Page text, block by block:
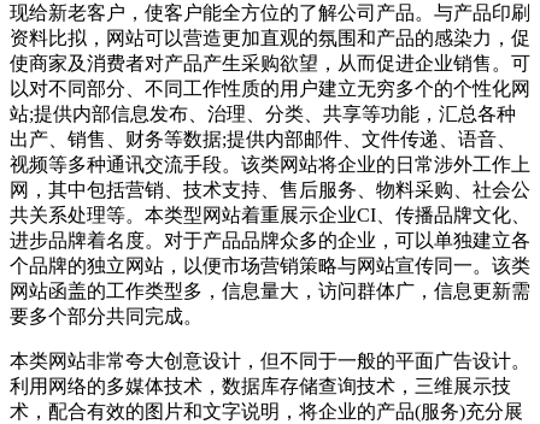
现给新老客户，使客户能全方位的了解公司产品。与产品印刷
资料比拟，网站可以营造更加直观的氛围和产品的感染力，促
使商家及消费者对产品产生采购欲望，从而促进企业销售。可
以对不同部分、不同工作性质的用户建立无穷多个的个性化网
站;提供内部信息发布、治理、分类、共享等功能，汇总各种
出产、销售、财务等数据;提供内部邮件、文件传递、语音、
视频等多种通讯交流手段。该类网站将企业的日常涉外工作上
网，其中包括营销、技术支持、售后服务、物料采购、社会公
共关系处理等。本类型网站着重展示企业CI、传播品牌文化、
进步品牌着名度。对于产品品牌众多的企业，可以单独建立各
个品牌的独立网站，以便市场营销策略与网站宣传同一。该类
网站函盖的工作类型多，信息量大，访问群体广，信息更新需
要多个部分共同完成。
本类网站非常夸大创意设计，但不同于一般的平面广告设计。
利用网络的多媒体技术，数据库存储查询技术，三维展示技
术，配合有效的图片和文字说明，将企业的产品(服务)充分展